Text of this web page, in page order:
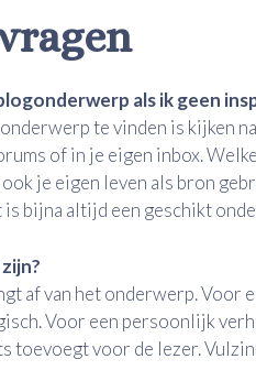
als ik geen
te vinden is kijken
of in je eigen inbox.
je eigen leven als bron
is bijna altijd een geschikt
af van het onderwerp.
Voor een persoonlijk
toevoegt voor de lezer.